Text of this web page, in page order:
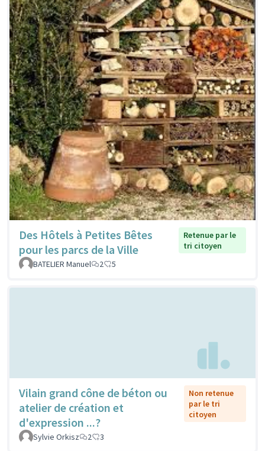
Des Hôtels à Petites Bêtes
pour les parcs de la Ville
Retenue par le
tri citoyen
BATELIER Manuel
2 5
Vilain grand cône de béton ou
atelier de création et
d'expression ...?
Non retenue
par le tri
citoyen
Sylvie Orkisz 2 3